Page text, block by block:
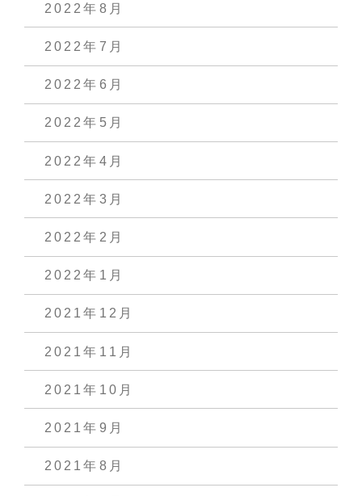
2022年8月
2022年7月
2022年6月
2022年5月
2022年4月
2022年3月
2022年2月
2022年1月
2021年12月
2021年11月
2021年10月
2021年9月
2021年8月